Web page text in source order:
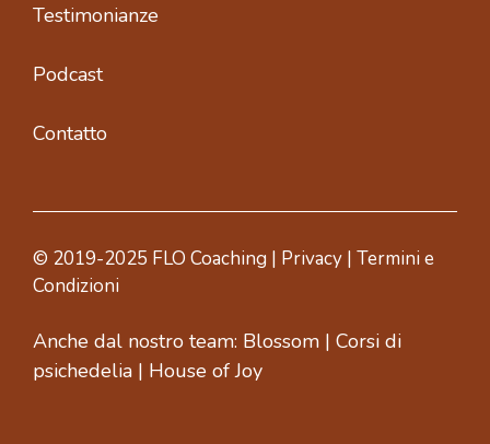
Testimonianze
Podcast
Contatto
© 2019-2025 FLO Coaching | Privacy | Termini e
Condizioni
Anche dal nostro team: Blossom | Corsi di
psichedelia | House of Joy